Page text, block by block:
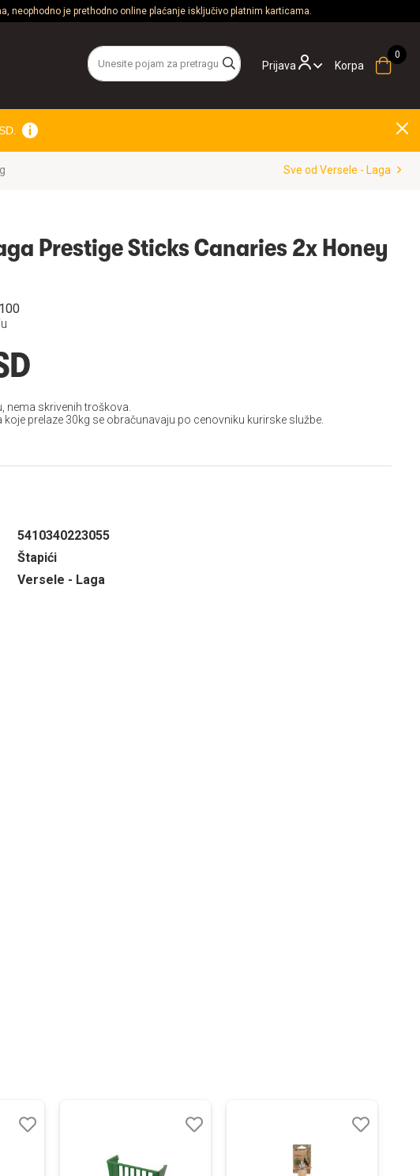
neophodno je prethodno online plaćanje isključivo platnim karticama.
Prijava Korpa
Sve od Versele - Laga
Prestige Sticks Canaries 2x Honey
nema skrivenih troškova.
koje prelaze 30kg se obračunavaju po cenovniku kurirske službe.
5410340223055
Štapići
Versele - Laga